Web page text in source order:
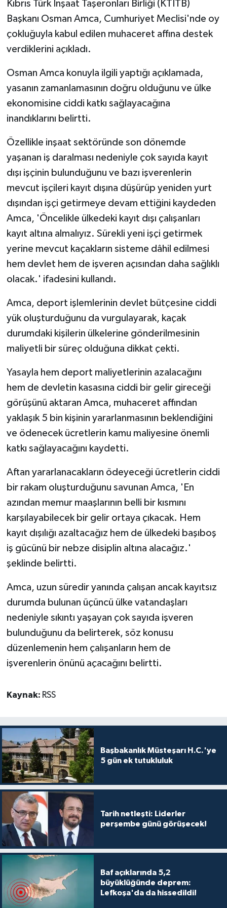
Kıbrıs Türk İnşaat Taşeronları Birliği (KTİTB)
Başkanı Osman Amca, Cumhuriyet Meclisi'nde oy
çokluğuyla kabul edilen muhaceret affına destek
verdiklerini açıkladı.
Osman Amca konuyla ilgili yaptığı açıklamada,
yasanın zamanlamasının doğru olduğunu ve ülke
ekonomisine ciddi katkı sağlayacağına
inandıklarını belirtti.
Özellikle inşaat sektöründe son dönemde
yaşanan iş daralması nedeniyle çok sayıda kayıt
dışı işçinin bulunduğunu ve bazı işverenlerin
mevcut işçileri kayıt dışına düşürüp yeniden yurt
dışından işçi getirmeye devam ettiğini kaydeden
Amca, 'Öncelikle ülkedeki kayıt dışı çalışanları
kayıt altına almalıyız. Sürekli yeni işçi getirmek
yerine mevcut kaçakların sisteme dâhil edilmesi
hem devlet hem de işveren açısından daha sağlıklı
olacak.' ifadesini kullandı.
Amca, deport işlemlerinin devlet bütçesine ciddi
yük oluşturduğunu da vurgulayarak, kaçak
durumdaki kişilerin ülkelerine gönderilmesinin
maliyetli bir süreç olduğuna dikkat çekti.
Yasayla hem deport maliyetlerinin azalacağını
hem de devletin kasasına ciddi bir gelir gireceği
görüşünü aktaran Amca, muhaceret affından
yaklaşık 5 bin kişinin yararlanmasının beklendiğini
ve ödenecek ücretlerin kamu maliyesine önemli
katkı sağlayacağını kaydetti.
Aftan yararlanacakların ödeyeceği ücretlerin ciddi
bir rakam oluşturduğunu savunan Amca, 'En
azından memur maaşlarının belli bir kısmını
karşılayabilecek bir gelir ortaya çıkacak. Hem
kayıt dışılığı azaltacağız hem de ülkedeki başıboş
iş gücünü bir nebze disiplin altına alacağız.'
şeklinde belirtti.
Amca, uzun süredir yanında çalışan ancak kayıtsız
durumda bulunan üçüncü ülke vatandaşları
nedeniyle sıkıntı yaşayan çok sayıda işveren
bulunduğunu da belirterek, söz konusu
düzenlemenin hem çalışanların hem de
işverenlerin önünü açacağını belirtti.
Kaynak: RSS
Başbakanlık Müsteşarı H.C.'ye
5 gün ek tutukluluk
Tarih netleşti: Liderler
perşembe günü görüşecek!
Baf açıklarında 5,2
büyüklüğünde deprem:
Lefkoşa'da da hissedildi!
MAGAZİN
Nöbetçi Eczaneler
ÖZEL HABER
SAĞLIK
SPOR
TATLISU
TEKNOLOJİ
TİCARET